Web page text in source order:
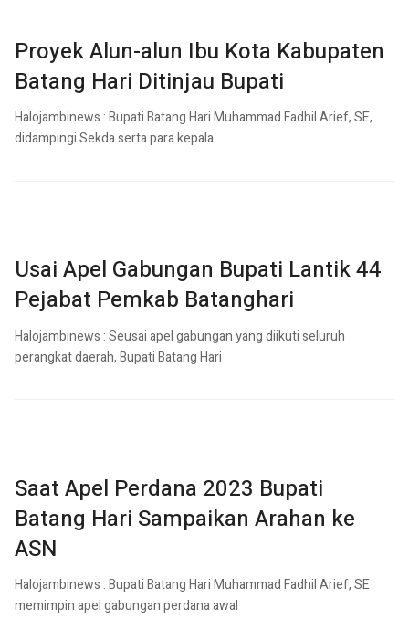
Proyek Alun-alun Ibu Kota Kabupaten
Batang Hari Ditinjau Bupati
Halojambinews : Bupati Batang Hari Muhammad Fadhil Arief, SE,
didampingi Sekda serta para kepala
Usai Apel Gabungan Bupati Lantik 44
Pejabat Pemkab Batanghari
Halojambinews : Seusai apel gabungan yang diikuti seluruh
perangkat daerah, Bupati Batang Hari
Saat Apel Perdana 2023 Bupati
Batang Hari Sampaikan Arahan ke
ASN
Halojambinews : Bupati Batang Hari Muhammad Fadhil Arief, SE
memimpin apel gabungan perdana awal